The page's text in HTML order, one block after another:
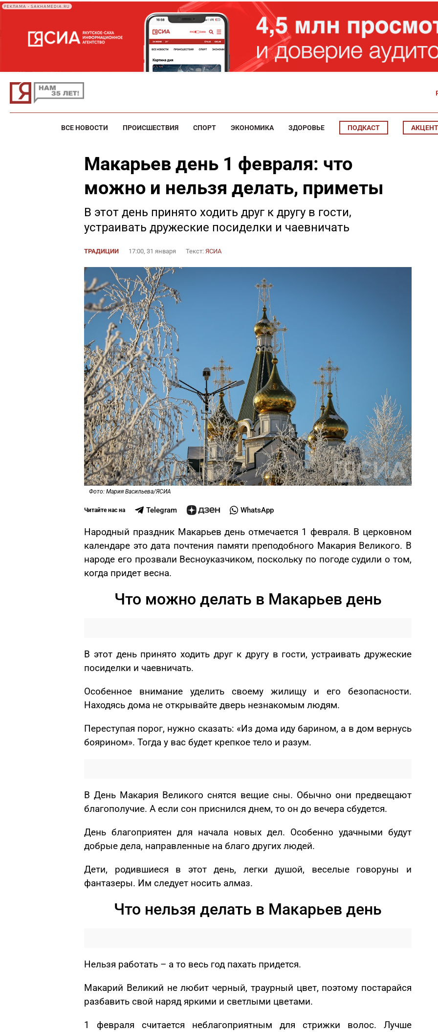
РЕКЛАМА • SAKHAMEDIA.RU
ВСЕ НОВОСТИ ПРОИСШЕСТВИЯ СПОРТ ЭКОНОМИКА ЗДОРОВЬЕ ПОДКАСТ АКЦЕНТ
Макарьев день 1 февраля: что
можно и нельзя делать, приметы
В этот день принято ходить друг к другу в гости,
устраивать дружеские посиделки и чаевничать
ТРАДИЦИИ 17:00, 31 января Текст: ЯСИА
Фото: Мария Васильева/ЯСИА
Читайте нас на Telegram WhatsApp
Народный праздник Макарьев день отмечается 1 февраля. В церковном
календаре это дата почтения памяти преподобного Макария Великого. В
народе его прозвали Весноуказчиком, поскольку по погоде судили о том,
когда придет весна.
Что можно делать в Макарьев день
В этот день принято ходить друг к другу в гости, устраивать дружеские
посиделки и чаевничать.
Особенное внимание уделить своему жилищу и его безопасности.
Находясь дома не открывайте дверь незнакомым людям.
Переступая порог, нужно сказать: «Из дома иду барином, а в дом вернусь
боярином». Тогда у вас будет крепкое тело и разум.
В День Макария Великого снятся вещие сны. Обычно они предвещают
благополучие. А если сон приснился днем, то он до вечера сбудется.
День благоприятен для начала новых дел. Особенно удачными будут
добрые дела, направленные на благо других людей.
Дети, родившиеся в этот день, легки душой, веселые говоруны и
фантазеры. Им следует носить алмаз.
Что нельзя делать в Макарьев день
Нельзя работать – а то весь год пахать придется.
Макарий Великий не любит черный, траурный цвет, поэтому постарайся
разбавить свой наряд яркими и светлыми цветами.
1 февраля считается неблагоприятным для стрижки волос. Лучше